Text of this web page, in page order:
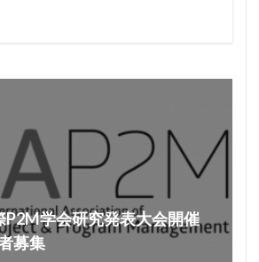
P2M学会研究発表大会開催
募集